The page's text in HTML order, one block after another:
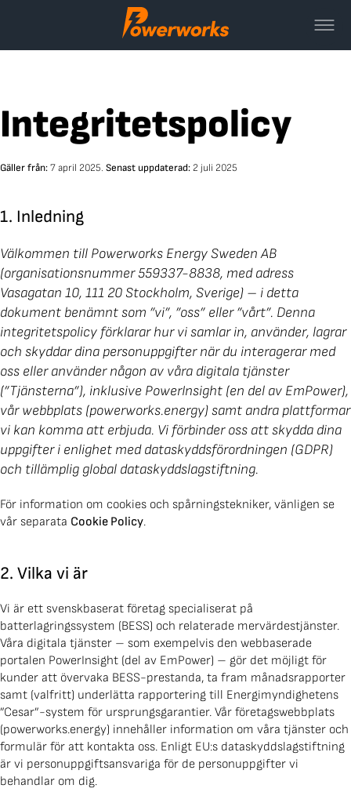
Integritetspolicy
Gäller från:7 april 2025. Senast uppdaterad: 2 juli 2025
1. Inledning
Välkommen till Powerworks Energy Sweden AB
(organisationsnummer 559337-8838, med adress
Vasagatan 10, 111 20 Stockholm, Sverige) – i detta
dokument benämnt som ”vi”, ”oss” eller ”vårt”. Denna
integritetspolicy förklarar hur vi samlar in, använder, lagrar
och skyddar dina personuppgifter när du interagerar med
oss eller använder någon av våra digitala tjänster
(”Tjänsterna”), inklusive PowerInsight (en del av EmPower),
vår webbplats (powerworks.energy) samt andra plattformar
vi kan komma att erbjuda. Vi förbinder oss att skydda dina
uppgifter i enlighet med dataskyddsförordningen (GDPR)
och tillämplig global dataskyddslagstiftning.
För information om cookies och spårningstekniker, vänligen se
vår separata Cookie Policy.
2. Vilka vi är
Vi är ett svenskbaserat företag specialiserat på
batterlagringssystem (BESS) och relaterade mervärdestjänster.
Våra digitala tjänster – som exempelvis den webbaserade
portalen PowerInsight (del av EmPower) – gör det möjligt för
kunder att övervaka BESS-prestanda, ta fram månadsrapporter
samt (valfritt) underlätta rapportering till Energimyndighetens
”Cesar”-system för ursprungsgarantier. Vår företagswebbplats
(powerworks.energy) innehåller information om våra tjänster och
formulär för att kontakta oss. Enligt EU:s dataskyddslagstiftning
är vi personuppgiftsansvariga för de personuppgifter vi
behandlar om dig.